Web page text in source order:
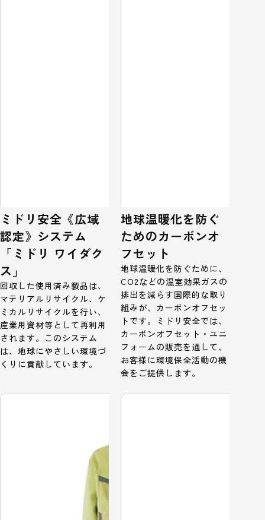
ミドリ安全《広域
認定》システム
「ミドリ ワイダク
ス」
回収した使用済み製品は、
マテリアルリサイクル、ケ
ミカルリサイクルを行い、
産業用資材等として再利用
されます。このシステム
は、地球にやさしい環境づ
くりに貢献しています。
地球温暖化を防ぐ
ためのカーボンオ
フセット
地球温暖化を防ぐために、
CO2などの温室効果ガスの
排出を減らす国際的な取り
組みが、カーボンオフセッ
トです。ミドリ安全では、
カーボンオフセット・ユニ
フォームの販売を通して、
お客様に環境保全活動の機
会をご提供します。